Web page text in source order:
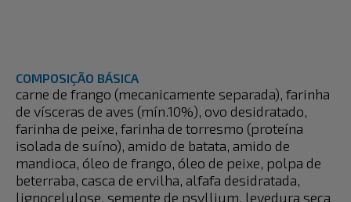
COMPOSIÇÃO BÁSICA
carne de frango (mecanicamente separada), farinha
de vísceras de aves (mín.10%), ovo desidratado,
farinha de peixe, farinha de torresmo (proteína
isolada de suíno), amido de batata, amido de
mandioca, óleo de frango, óleo de peixe, polpa de
beterraba, casca de ervilha, alfafa desidratada,
lignocelulose, semente de psyllium, levedura seca